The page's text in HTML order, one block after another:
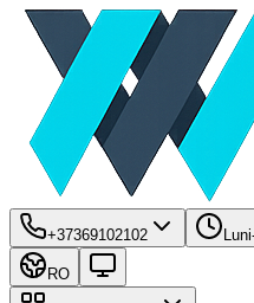
+37369102102
RO